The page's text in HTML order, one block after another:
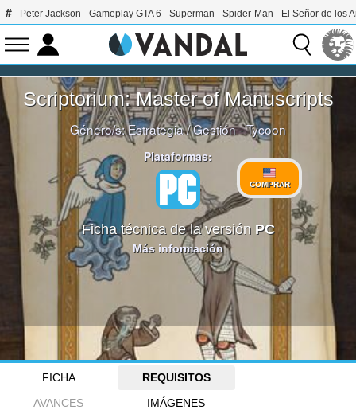
Peter Jackson Gameplay GTA 6 Superman Spider-Man El Señor de los
Scriptorium: Master of Manuscripts
Género/s:Estrategia/Gestión - Tycoon
Plataformas:
COMPRAR
Ficha técnica de la versión PC
Más información
FICHA
REQUISITOS
AVANCES
IMÁGENES